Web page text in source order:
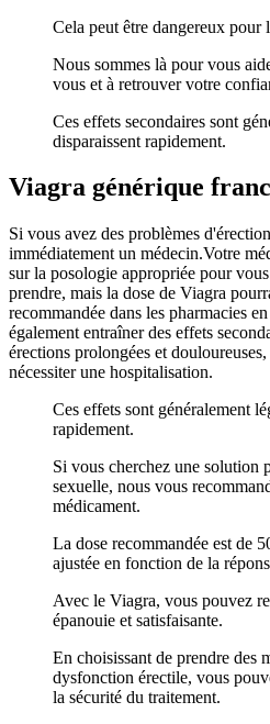
Cela peut être dangereux pour
Nous sommes là pour vous
vous et à retrouver votre
Ces effets secondaires sont
disparaissent rapidement.
Viagra générique
Si vous avez des problèmes
immédiatement un médecin.Votre
sur la posologie appropriée pour
prendre, mais la dose de Viagra
recommandée dans les pharmacies
également entraîner des effets
érections prolongées et
nécessiter une hospitalisation.
Ces effets sont généralement
rapidement.
Si vous cherchez une solution
sexuelle, nous vous
médicament.
La dose recommandée est de
ajustée en fonction de la
Avec le Viagra, vous pouvez
épanouie et satisfaisante.
En choisissant de prendre des
dysfonction érectile, vous
la sécurité du traitement.